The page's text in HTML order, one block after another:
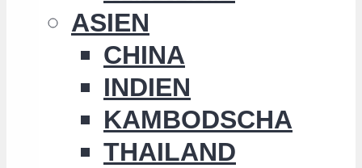
ASIEN
CHINA
INDIEN
KAMBODSCHA
THAILAND